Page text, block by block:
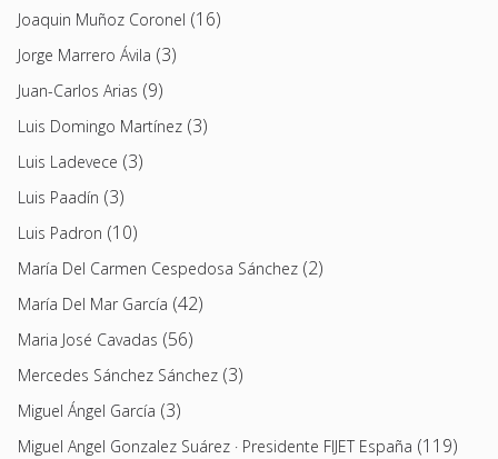
Joaquin Muñoz Coronel (16)
Jorge Marrero Ávila (3)
Juan-Carlos Arias (9)
Luis Domingo Martínez (3)
Luis Ladevece (3)
Luis Paadín (3)
Luis Padron (10)
María Del Carmen Cespedosa Sánchez (2)
María Del Mar García (42)
Maria José Cavadas (56)
Mercedes Sánchez Sánchez (3)
Miguel Ángel García (3)
Miguel Angel Gonzalez Suárez · Presidente FIJET España (119)